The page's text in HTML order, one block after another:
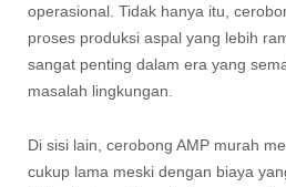
operasional. Tidak hanya itu,
proses produksi aspal yang lebih
sangat penting dalam era yang
masalah lingkungan.
Di sisi lain, cerobong AMP murah
cukup lama meski dengan biaya